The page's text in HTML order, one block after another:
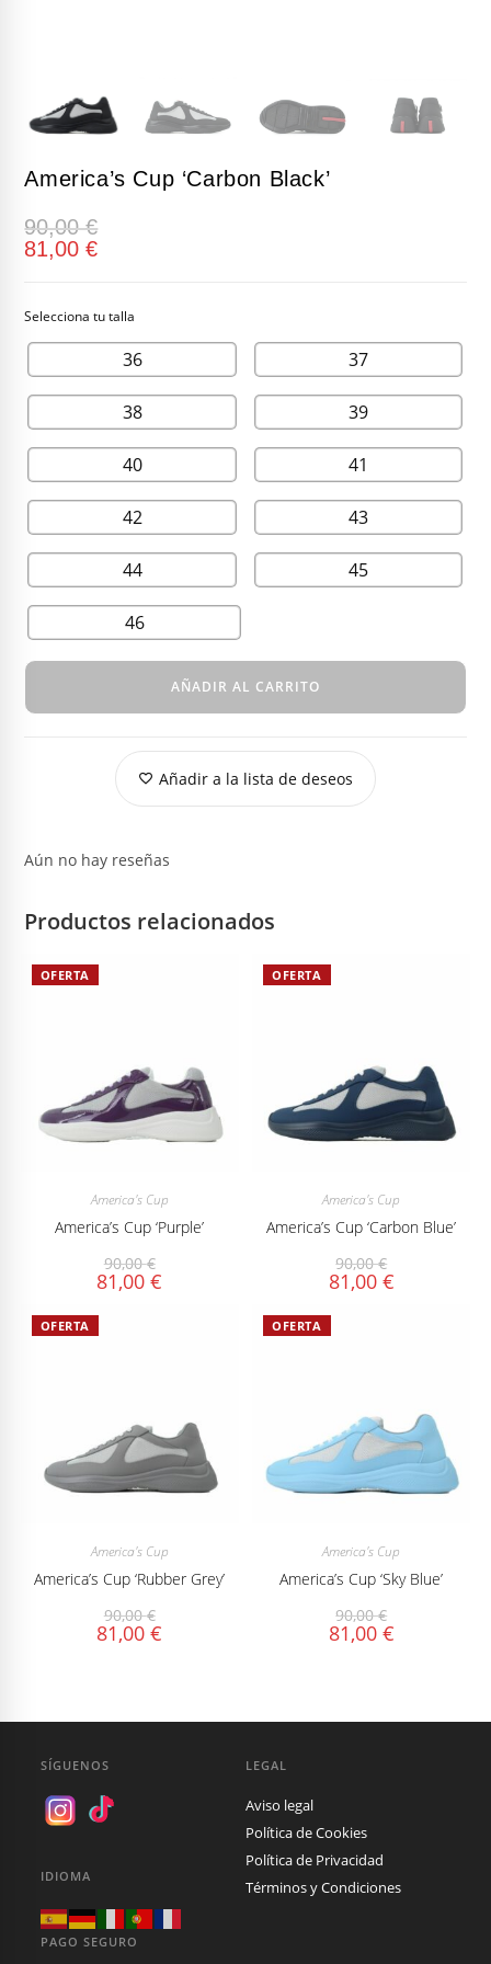
America’s Cup ‘Carbon Black’
90,00€
81,00€
36 37
38 39
40 41
42 43
44 45
46
AÑADIR AL CARRITO
Añadir a la lista de deseos
Aún no hay reseñas
Productos relacionados
OFERTA
America's Cup
America’s Cup ‘Purple’
90,00€
81,00€
OFERTA
America's Cup
America’s Cup ‘Carbon Blue’
90,00€
81,00 €
OFERTA
America's Cup
America’s Cup ‘Rubber Grey’
90,00€
81,00€
OFERTA
America's Cup
America’s Cup ‘Sky Blue’
90,00€
81,00 €
SÍGUENOS
IDIOMA
LEGAL
Aviso legal
Política de Cookies
Política de Privacidad
Términos y Condiciones
PAGO SEGURO